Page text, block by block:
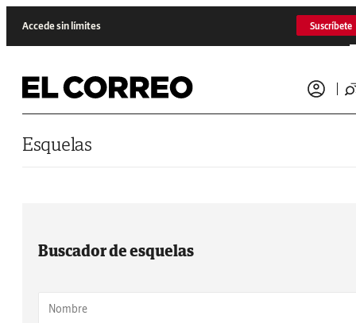
Accede sin límites Suscríbete
Esquelas
Buscador de esquelas